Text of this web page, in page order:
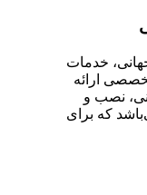
خدمات
ارائه
نصب و
که برای